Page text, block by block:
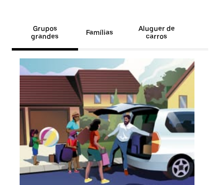
Grupos
grandes
Famílias
Aluguer de
carros